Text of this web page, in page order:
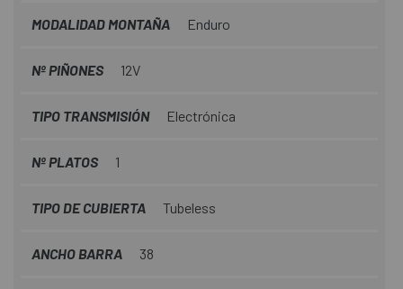
MODALIDAD MONTAÑA Enduro
Nº PIÑONES 12V
TIPO TRANSMISIÓN Electrónica
Nº PLATOS 1
TIPO DE CUBIERTA Tubeless
ANCHO BARRA 38